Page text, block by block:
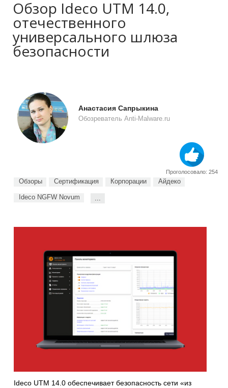
Обзор Ideco UTM 14.0,
отечественного
универсального шлюза
безопасности
Анастасия Сапрыкина
Обозреватель Anti-Malware.ru
Проголосовало: 254
Обзоры Сертификация Корпорации Айдеко
Ideco NGFW Novum ...
Ideco UTM 14.0 обеспечивает безопасность сети «из